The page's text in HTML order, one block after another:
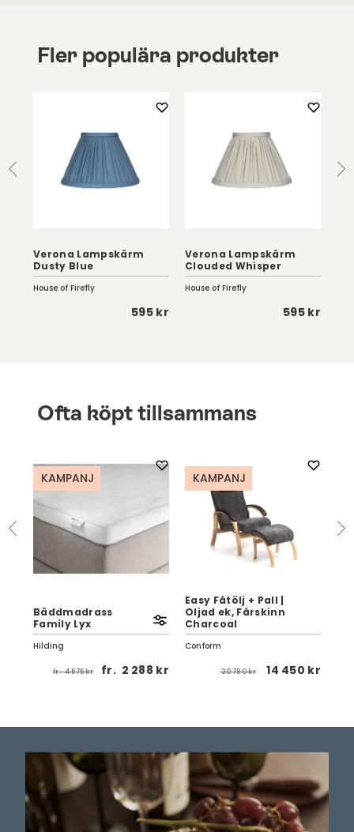
Fler populära produkter
Verona Lampskärm
Dusty Blue
House of Firefly
595 kr
Verona Lampskärm
Clouded Whisper
House of Firefly
595 kr
Ofta köpt tillsammans
KAMPANJ
Bäddmadrass
Family Lyx
Hilding
fr.4 575 kr fr. 2 288 kr
KAMPANJ
Easy Fåtölj + Pall |
Oljad ek, Fårskinn
Charcoal
Conform
20 780 kr 14 450 kr